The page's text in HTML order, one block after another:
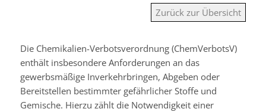
Zurück zur Übersicht
Die Chemikalien-Verbotsverordnung (ChemVerbotsV)
enthält insbesondere Anforderungen an das
gewerbsmäßige Inverkehrbringen, Abgeben oder
Bereitstellen bestimmter gefährlicher Stoffe und
Gemische. Hierzu zählt die Notwendigkeit einer